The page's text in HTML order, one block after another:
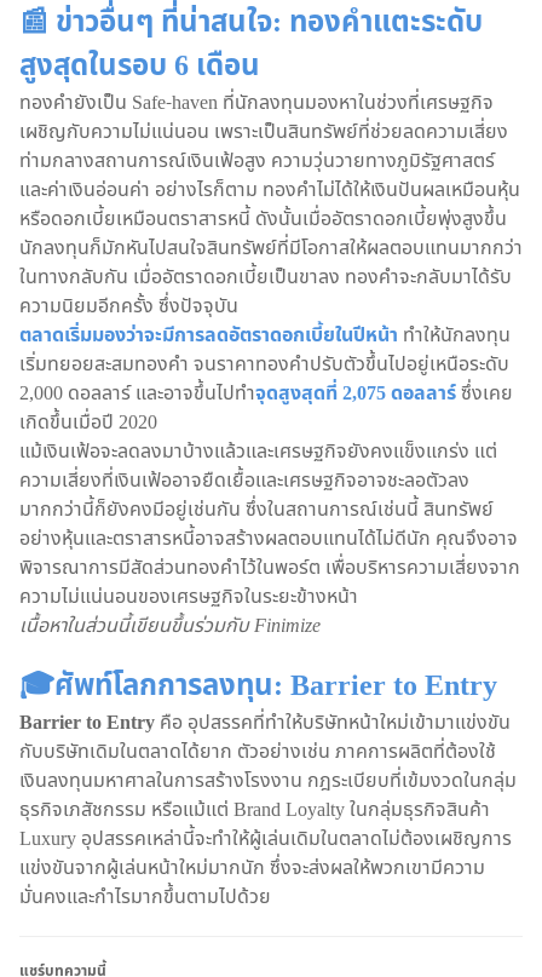
📰 ข่าวอื่นๆ ที่น่าสนใจ: ทองคำแตะระดับ
สูงสุดในรอบ 6 เดือน
ทองคำยังเป็น Safe-haven ที่นักลงทุนมองหาในช่วงที่เศรษฐกิจ
เผชิญกับความไม่แน่นอน เพราะเป็นสินทรัพย์ที่ช่วยลดความเสี่ยง
ท่ามกลางสถานการณ์เงินเฟ้อสูง ความวุ่นวายทางภูมิรัฐศาสตร์
และค่าเงินอ่อนค่า อย่างไรก็ตาม ทองคำไม่ได้ให้เงินปันผลเหมือนหุ้น
หรือดอกเบี้ยเหมือนตราสารหนี้ ดังนั้นเมื่ออัตราดอกเบี้ยพุ่งสูงขึ้น
นักลงทุนก็มักหันไปสนใจสินทรัพย์ที่มีโอกาสให้ผลตอบแทนมากกว่า
ในทางกลับกัน เมื่ออัตราดอกเบี้ยเป็นขาลง ทองคำจะกลับมาได้รับ
ความนิยมอีกครั้ง ซึ่งปัจจุบัน
ตลาดเริ่มมองว่าจะมีการลดอัตราดอกเบี้ยในปีหน้า ทำให้นักลงทุน
เริ่มทยอยสะสมทองคำ จนราคาทองคำปรับตัวขึ้นไปอยู่เหนือระดับ
2,000 ดอลลาร์ และอาจขึ้นไปทำจุดสูงสุดที่ 2,075 ดอลลาร์ซึ่งเคย
เกิดขึ้นเมื่อปี 2020
แม้เงินเฟ้อจะลดลงมาบ้างแล้วและเศรษฐกิจยังคงแข็งแกร่ง แต่
ความเสี่ยงที่เงินเฟ้ออาจยืดเยื้อและเศรษฐกิจอาจชะลอตัวลง
มากกว่านี้ก็ยังคงมีอยู่เช่นกัน ซึ่งในสถานการณ์เช่นนี้ สินทรัพย์
อย่างหุ้นและตราสารหนี้อาจสร้างผลตอบแทนได้ไม่ดีนัก คุณจึงอาจ
พิจารณาการมีสัดส่วนทองคำไว้ในพอร์ต เพื่อบริหารความเสี่ยงจาก
ความไม่แน่นอนของเศรษฐกิจในระยะข้างหน้า
เนื้อหาในส่วนนี้เขียนขึ้นร่วมกับ Finimize
🎓ศัพท์โลกการลงทุน: Barrier to Entry
Barrier to Entry คือ อุปสรรคที่ทำให้บริษัทหน้าใหม่เข้ามาแข่งขัน
กับบริษัทเดิมในตลาดได้ยาก ตัวอย่างเช่น ภาคการผลิตที่ต้องใช้
เงินลงทุนมหาศาลในการสร้างโรงงาน กฎระเบียบที่เข้มงวดในกลุ่ม
ธุรกิจเภสัชกรรม หรือแม้แต่ Brand Loyalty ในกลุ่มธุรกิจสินค้า
Luxury อุปสรรคเหล่านี้จะทำให้ผู้เล่นเดิมในตลาดไม่ต้องเผชิญการ
แข่งขันจากผู้เล่นหน้าใหม่มากนัก ซึ่งจะส่งผลให้พวกเขามีความ
มั่นคงและกำไรมากขึ้นตามไปด้วย
แชร์บทความนี้